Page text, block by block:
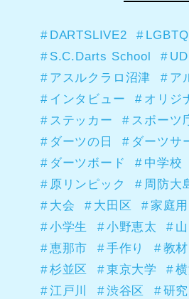
DARTSLIVE2
LGBTQ
S.C.Darts School
アスルクラロ沼津
ア
インタビュー
オリジ
ステッカー
スポーツ
ダーツの日
ダーツサ
ダーツボード
中学校
原リンピック
周防大
大会
大田区 家庭用
小学生
小野恵太
恵那市
手作り 教材
杉並区
東京大学
江戸川
渋谷区 研究